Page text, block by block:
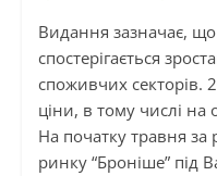
Видання зазначає,
спостерігається
споживчих секторів.
ціни, в тому числі
На початку травня за
ринку “Броніше” під